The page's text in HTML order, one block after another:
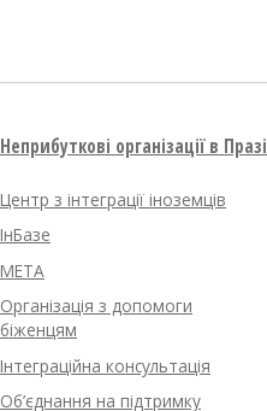
Неприбуткові організації в Празі
Центр з інтеграції іноземців
ІнБазе
META
Організація з допомоги
біженцям
Інтеграційна консультація
Об’єднання на підтримку